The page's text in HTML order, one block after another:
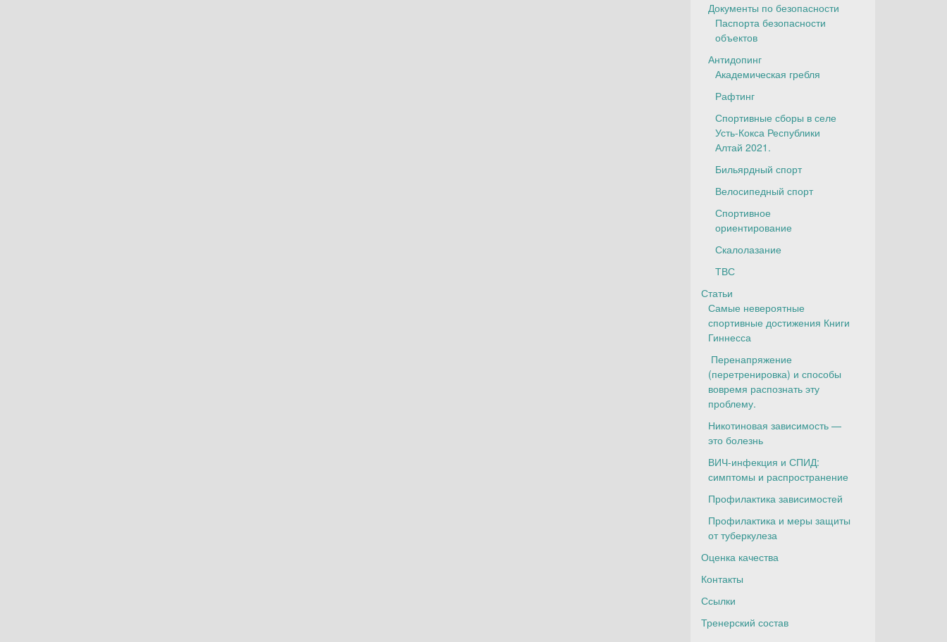
Документы по безопасности
Паспорта безопасности
объектов
Антидопинг
Академическая гребля
Рафтинг
Спортивные сборы в селе
Усть-Кокса Республики
Алтай 2021.
Бильярдный спорт
Велосипедный спорт
Спортивное
ориентирование
Скалолазание
ТВС
Статьи
Самые невероятные
спортивные достижения Книги
Гиннесса
Перенапряжение
(перетренировка) и способы
вовремя распознать эту
проблему.
Никотиновая зависимость —
это болезнь
ВИЧ-инфекция и СПИД:
симптомы и распространение
Профилактика зависимостей
Профилактика и меры защиты
от туберкулеза
Оценка качества
Контакты
Ссылки
Тренерский состав